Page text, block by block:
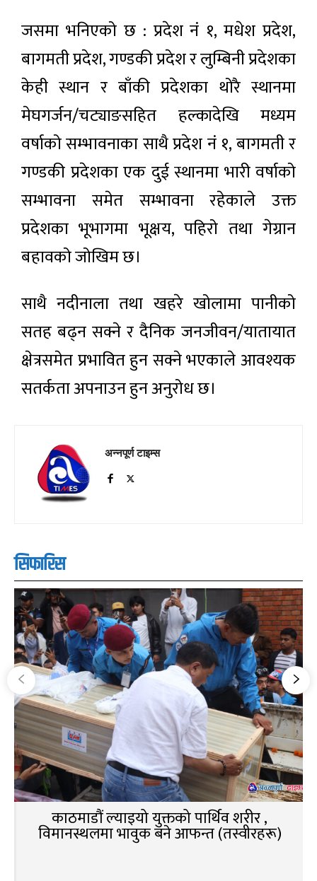
जसमा भनिएको छ : प्रदेश नं १, मधेश प्रदेश,
बागमती प्रदेश, गण्डकी प्रदेश र लुम्बिनी प्रदेशका
केही स्थान र बाँकी प्रदेशका थोरै स्थानमा
मेघगर्जन/चट्याङसहित हल्कादेखि मध्यम
वर्षाको सम्भावनाका साथै प्रदेश नं १, बागमती र
गण्डकी प्रदेशका एक दुई स्थानमा भारी वर्षाको
सम्भावना समेत सम्भावना रहेकाले उक्त
प्रदेशका भूभागमा भूक्षय, पहिरो तथा गेग्रान
बहावको जोखिम छ।
साथै नदीनाला तथा खहरे खोलामा पानीको
सतह बढ्न सक्ने र दैनिक जनजीवन/यातायात
क्षेत्रसमेत प्रभावित हुन सक्ने भएकाले आवश्यक
सतर्कता अपनाउन हुन अनुरोध छ।
अन्नपूर्ण टाइम्स
सिफारिस
काठमाडौं ल्याइयो युक्तको पार्थिव शरीर ,
विमानस्थलमा भावुक बने आफन्त (तस्वीरहरू)